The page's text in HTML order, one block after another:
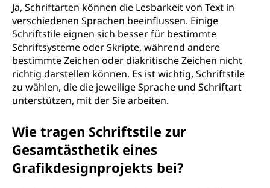
Ja, Schriftarten können die Lesbarkeit von Text in
verschiedenen Sprachen beeinflussen. Einige
Schriftstile eignen sich besser für bestimmte
Schriftsysteme oder Skripte, während andere
bestimmte Zeichen oder diakritische Zeichen nicht
richtig darstellen können. Es ist wichtig, Schriftstile
zu wählen, die die jeweilige Sprache und Schriftart
unterstützen, mit der Sie arbeiten.
Wie tragen Schriftstile zur
Gesamtästhetik eines
Grafikdesignprojekts bei?